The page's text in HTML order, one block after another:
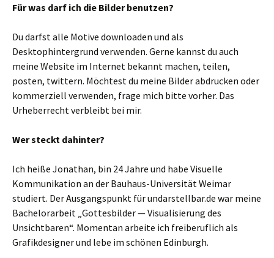
Für was darf ich die Bilder benutzen?
Du darfst alle Motive downloaden und als
Desktophintergrund verwenden. Gerne kannst du auch
meine Website im Internet bekannt machen, teilen,
posten, twittern. Möchtest du meine Bilder abdrucken oder
kommerziell verwenden, frage mich bitte vorher. Das
Urheberrecht verbleibt bei mir.
Wer steckt dahinter?
Ich heiße Jonathan, bin 24 Jahre und habe Visuelle
Kommunikation an der Bauhaus-Universität Weimar
studiert. Der Ausgangspunkt für undarstellbar.de war meine
Bachelorarbeit „Gottesbilder — Visualisierung des
Unsichtbaren“. Momentan arbeite ich freiberuflich als
Grafikdesigner und lebe im schönen Edinburgh.